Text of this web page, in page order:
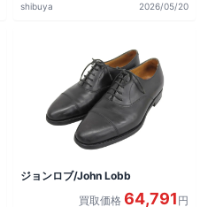
shibuya 2026/05/20
ジョンロブ/John Lobb
買取価格 64,791 円